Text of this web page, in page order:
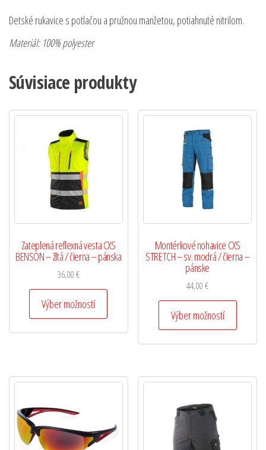
Detské rukavice s potlačou a pružnou manžetou, potiahnuté nitrilom.
Materiál: 100% polyester
Súvisiace produkty
Zateplená reflexná vesta CXS
BENSON – žltá / čierna – pánska
36,00€
Výber možností
Montérkové nohavice CXS
STRETCH – sv. modrá / čierna –
pánske
44,00€
Výber možností